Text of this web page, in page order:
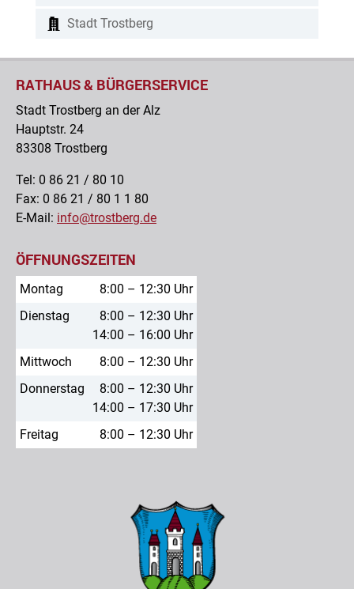
Stadt Trostberg
RATHAUS & BÜRGERSERVICE
Stadt Trostberg an der Alz
Hauptstr. 24
83308 Trostberg
Tel: 0 86 21 / 80 10
Fax: 0 86 21 / 80 1 1 80
E-Mail: info@trostberg.de
ÖFFNUNGSZEITEN
Montag
8:00 – 12:30 Uhr
Dienstag
8:00 – 12:30 Uhr
14:00 – 16:00 Uhr
Mittwoch
8:00 – 12:30 Uhr
Donnerstag
8:00 – 12:30 Uhr
14:00 – 17:30 Uhr
Freitag
8:00 – 12:30 Uhr